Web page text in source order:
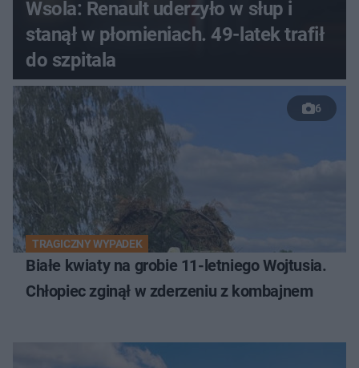
Wsola: Renault uderzyło w słup i
stanął w płomieniach. 49-latek trafił
do szpitala
6
TRAGICZNY WYPADEK
Białe kwiaty na grobie 11-letniego Wojtusia.
Chłopiec zginął w zderzeniu z kombajnem